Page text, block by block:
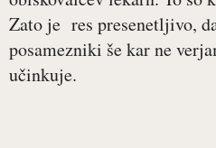
Zato je res presenetljivo,
posamezniki še kar ne
učinkuje.